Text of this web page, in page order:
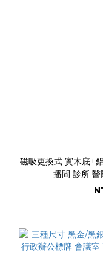
磁吸更換式 實木底+鋁合金 貼牆款 會議室造型門牌, 會議室 直
播間 診所